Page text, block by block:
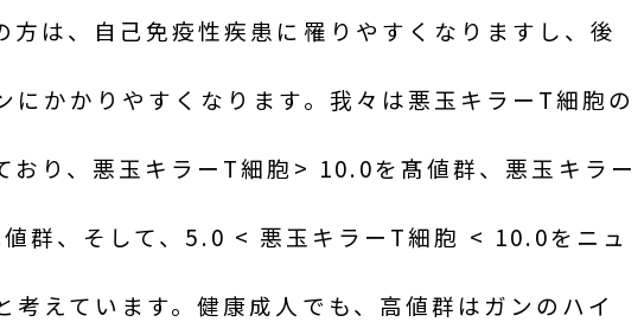
方は、自己免疫性疾患に罹りやすくなりますし、後
にかかりやすくなります。我々は悪玉キラーT細胞の
おり、悪玉キラーT細胞> 10.0を髙値群、悪玉キラー
群、そして、5.0 < 悪玉キラーT細胞 < 10.0をニュ
考えています。健康成人でも、高値群はガンのハイ